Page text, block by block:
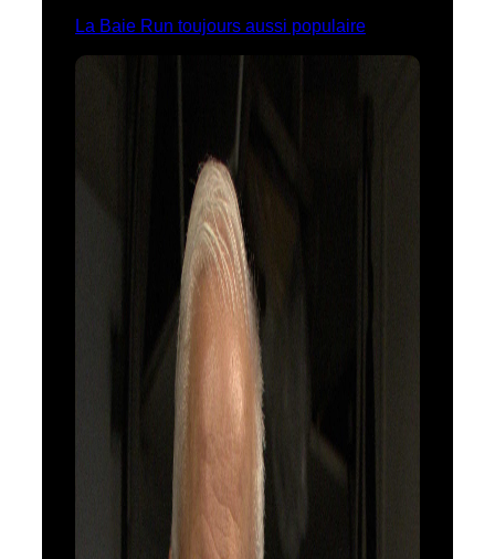
La Baie Run toujours aussi populaire